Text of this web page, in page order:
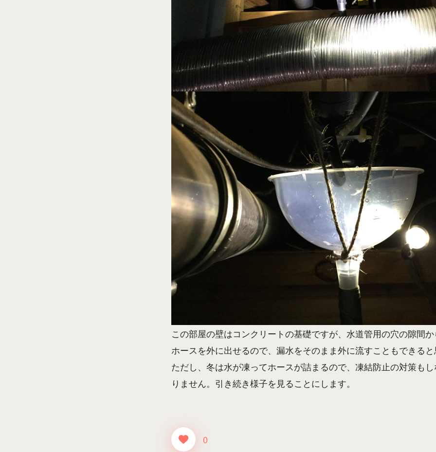
この部屋の壁はコンクリートの基礎ですが、水道管用の穴の隙間
ホースを外に出せるので、漏水をそのまま外に流すこともできる
ただし、冬は水が凍ってホースが詰まるので、凍結防止の対策も
りません。引き続き様子を見ることにします。
0